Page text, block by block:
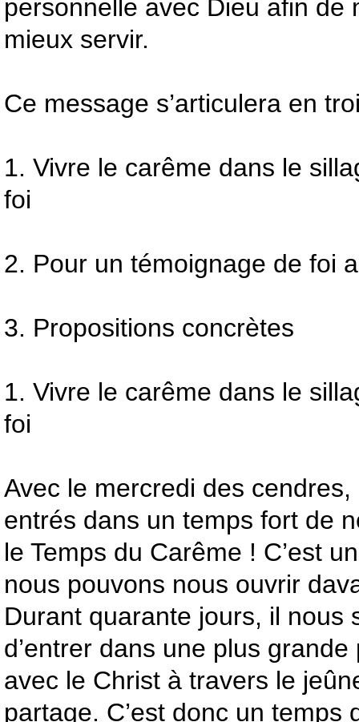
personnelle avec Dieu afin de
mieux servir.
Ce message s’articulera en
1. Vivre le carême dans le
foi
2. Pour un témoignage de foi
3. Propositions concrètes
1. Vivre le carême dans le
foi
Avec le mercredi des
entrés dans un temps fort de
le Temps du Carême ! C’est
nous pouvons nous ouvrir
Durant quarante jours, il nous
d’entrer dans une plus
avec le Christ à travers le
partage. C’est donc un temps